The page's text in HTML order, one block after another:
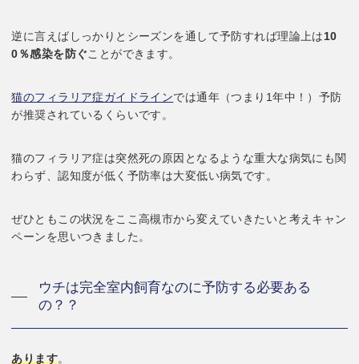
逆に言えばしっかりとシーズンを通して予防すれば理論上は10
0％感染を防ぐことができます。
猫のフィラリア症ガイドラインでは通年（つまり1年中！）予防
が推奨されているくらいです。
猫のフィラリア症は突然死の原因となるような重大な病気にも関
わらず、認知度が低く予防率は大変低い病気です。
ぜひともこの状況をここ高槻市から変えていきたいと考えキャン
ペーンを思いつきました。
ウチは完全室内飼育なのに予防する必要ある
の？？
あります。